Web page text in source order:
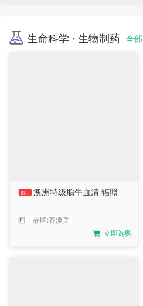
生命科学 · 生物制药 全部
热门 澳洲特级胎牛血清 辐照
品牌:赛澳美
立即选购